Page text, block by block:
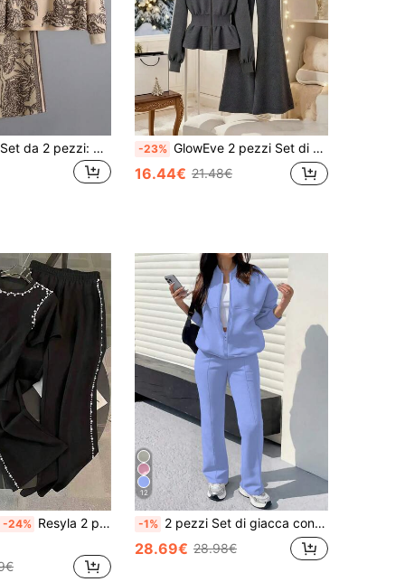
EMERY ROSE Set da 2 pezzi: Maglia girocollo lavorata a maglia con stampa e pantaloni larghi a gamba dritta, Autunno/Inverno -23% GlowEve 2 pezzi Set di abbigliamento elegante da donna con colletto alla coreana e vita stretta, in colore unito
16.44€ 21.48€
-24% Resyla 2 pezzi/set Maglietta da donna alla moda con decorazione in perle, collo rotondo, maniche corte
12
-1% 2 pezzi Set di giacca con cappuccio e pantaloni a gamba dritta in colore unito casual, in morbido tessuto in pile, adatto per primavera, autunno e inverno, elegante
28.69€ 28.98€